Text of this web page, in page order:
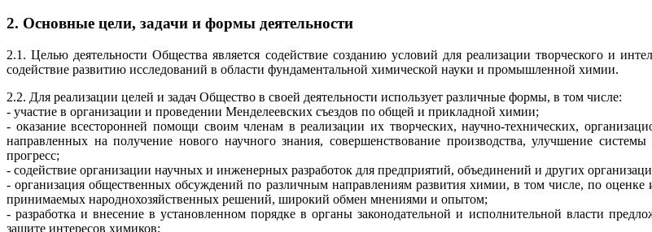
2. Основные цели, задачи и формы деятельности
2.1. Целью деятельности Общества является содействие созданию условий для реализации творческого и
содействие развитию исследований в области фундаментальной химической науки и промышленной химии.
2.2. Для реализации целей и задач Общество в своей деятельности использует различные формы, в том числе:
- участие в организации и проведении Менделеевских съездов по общей и прикладной химии;
- оказание всесторонней помощи своим членам в реализации их творческих, научно-технических,
направленных на получение нового научного знания, совершенствование производства, улучшение
прогресс;
- содействие организации научных и инженерных разработок для предприятий, объединений и других
- организация общественных обсуждений по различным направлениям развития химии, в том числе, по
принимаемых народнохозяйственных решений, широкий обмен мнениями и опытом;
- разработка и внесение в установленном порядке в органы законодательной и исполнительной власти
защите интересов химиков;